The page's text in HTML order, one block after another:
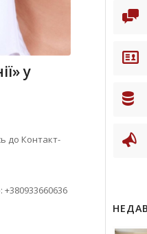
у
до Контакт-